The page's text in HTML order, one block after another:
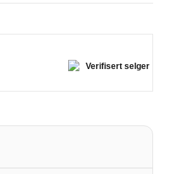
Verifisert selger